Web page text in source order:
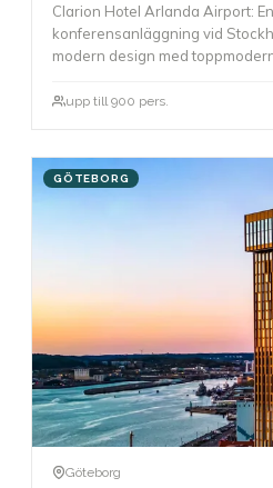
Clarion Hotel Arlanda Airport:
konferensanläggning vid
modern design med
upp till 900 pers.
GÖTEBORG
Göteborg